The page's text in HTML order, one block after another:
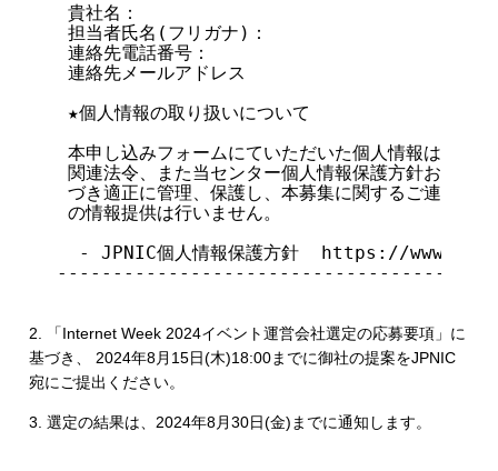
貴社名：
担当者氏名(フリガナ)：
連絡先電話番号：
連絡先メールアドレス
★個人情報の取り扱いについて
本申し込みフォームにていただいた個人情報は、個
関連法令、また当センター個人情報保護方針および
づき適正に管理、保護し、本募集に関するご連絡以
の情報提供は行いません。
- JPNIC個人情報保護方針  https://
2. 「Internet Week 2024イベント運営会社選定の応募要項」に
基づき、 2024年8月15日(木)18:00までに御社の提案をJPNIC
宛にご提出ください。
3. 選定の結果は、2024年8月30日(金)までに通知します。